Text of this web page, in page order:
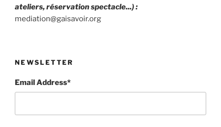
ateliers, réservation spectacle...) :
mediation@gaisavoir.org
NEWSLETTER
Email Address*